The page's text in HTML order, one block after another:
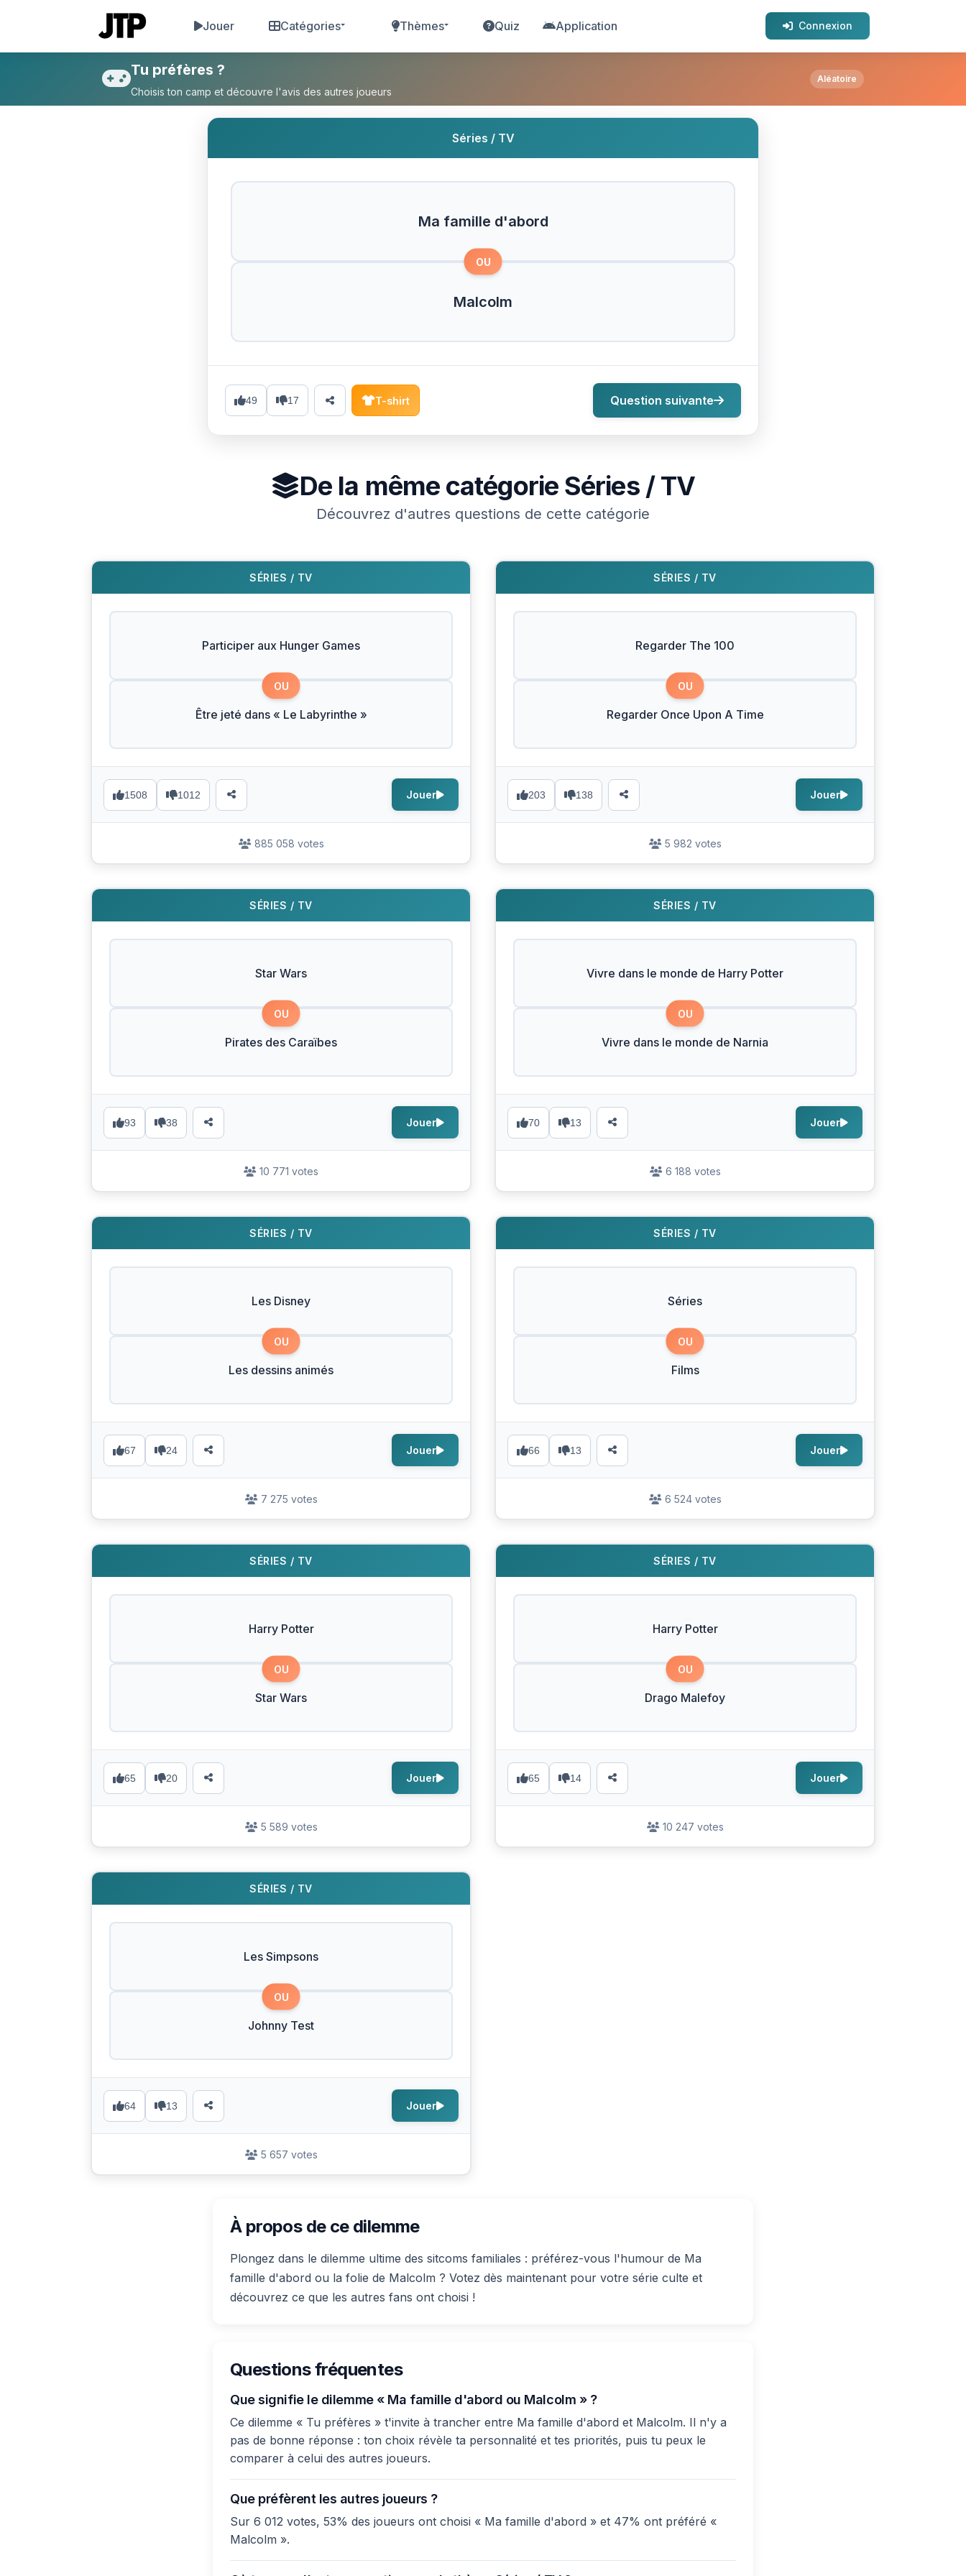
Jouer Catégories Thèmes Quiz Application Connexion
Tu préfères Ma famille d'abord ou Malcolm ?
Tu préfères ?
Choisis ton camp et découvre l'avis des autres joueurs
Aléatoire
Séries / TV
Ma famille d'abord
OU
Malcolm
49 17 T-shirt Question suivante
De la même catégorie Séries / TV
Découvrez d'autres questions de cette catégorie
SÉRIES / TV
Participer aux Hunger Games
OU
Être jeté dans « Le Labyrinthe »
1508 1012 Jouer
885 058 votes
SÉRIES / TV
Regarder The 100
OU
Regarder Once Upon A Time
203 138 Jouer
5 982 votes
SÉRIES / TV
Star Wars
OU
Pirates des Caraïbes
93 38 Jouer
10 771 votes
SÉRIES / TV
Vivre dans le monde de Harry Potter
OU
Vivre dans le monde de Narnia
70 13 Jouer
6 188 votes
SÉRIES / TV
Les Disney
OU
Les dessins animés
67 24 Jouer
7 275 votes
SÉRIES / TV
Séries
OU
Films
66 13 Jouer
6 524 votes
SÉRIES / TV
Harry Potter
OU
Star Wars
65 20 Jouer
5 589 votes
SÉRIES / TV
Harry Potter
OU
Drago Malefoy
65 14 Jouer
10 247 votes
SÉRIES / TV
Les Simpsons
OU
Johnny Test
64 13 Jouer
5 657 votes
À propos de ce dilemme
Plongez dans le dilemme ultime des sitcoms familiales : préférez-vous l'humour de Ma
famille d'abord ou la folie de Malcolm ? Votez dès maintenant pour votre série culte et
découvrez ce que les autres fans ont choisi !
Questions fréquentes
Que signifie le dilemme « Ma famille d'abord ou Malcolm » ?
Ce dilemme « Tu préfères » t'invite à trancher entre Ma famille d'abord et Malcolm. Il n'y a
pas de bonne réponse : ton choix révèle ta personnalité et tes priorités, puis tu peux le
comparer à celui des autres joueurs.
Que préfèrent les autres joueurs ?
Sur 6 012 votes, 53% des joueurs ont choisi « Ma famille d'abord » et 47% ont préféré «
Malcolm ».